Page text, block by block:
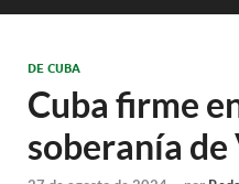
DE CUBA
Cuba firme
soberanía de